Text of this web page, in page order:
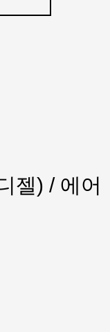
젤) / 에어